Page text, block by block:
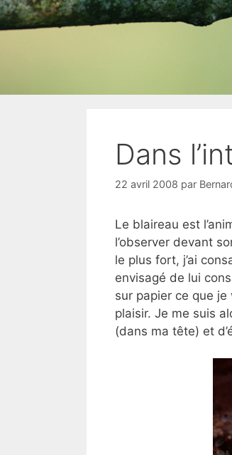
Dans
22 avril 2008 par
Le blaireau est
l’observer devant
le plus fort, j’ai
envisagé de lui
sur papier ce que
plaisir. Je me suis
(dans ma tête) et